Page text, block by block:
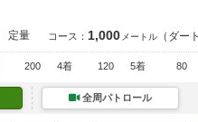
定量 コース： 1,000 メートル （ダー
200 4着 120 5着 80
全周パトロール